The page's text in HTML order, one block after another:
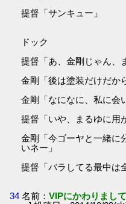
提督「サンキュー」
ドック
提督「あ、金剛じゃん、
金剛「後は塗装だけだか
金剛「なになに、私に会
提督「いや、まるゆに用
金剛「今ゴーヤと一緒に
いネー」
提督「バラしてる最中は
34 名前：VIPにかわりまし